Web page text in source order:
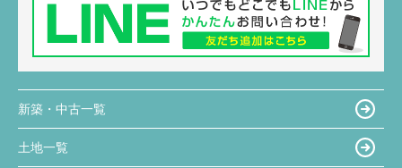
新築・中古一覧
土地一覧